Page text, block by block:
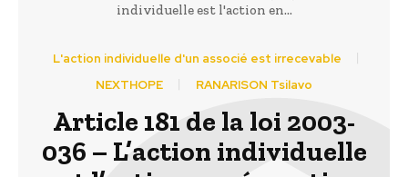
individuelle est l'action en...
L'action individuelle d'un associé est irrecevable
NEXTHOPE
RANARISON Tsilavo
Article 181 de la loi 2003-
036 – L’action individuelle